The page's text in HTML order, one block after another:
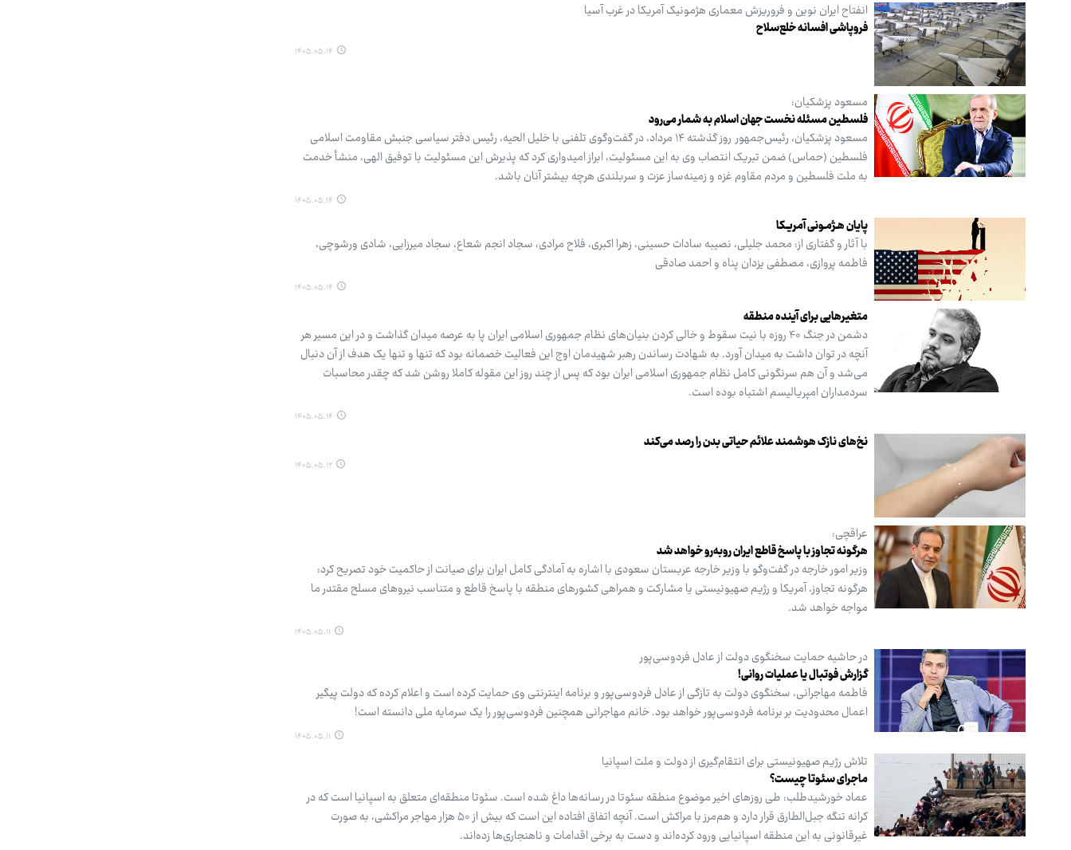
انفتاح ایران نوین و فروریزش معماری هژمونیک آمریکا در غرب آسیا
فروپاشی افسانه خلع‌سلاح
۱۴۰۵.۰۵.۱۴
مسعود پزشکیان:
فلسطین مسئله نخست جهان اسلام به شمار می‌رود
مسعود پزشکیان، رئیس‌جمهور روز گذشته ۱۴ مرداد، در گفت‌وگوی تلفنی با خلیل الحیه، رئیس دفتر سیاسی جنبش مقاومت اسلامی
فلسطین (حماس) ضمن تبریک انتصاب وی به این مسئولیت، ابراز امیدواری کرد که پذیرش این مسئولیت با توفیق الهی، منشأ خدمت
به ملت فلسطین و مردم مقاوم غزه و زمینه‌ساز عزت و سربلندی هرچه بیشتر آنان باشد.
۱۴۰۵.۰۵.۱۴
پایان هـژمـونی آمریـکا
با آثار و گفتاری از: محمد جلیلی، نصیبه سادات حسینی، زهرا اکبری، فلاح مرادی، سجاد انجم شعاع، سجاد میرزایی، شادی ورشوچی،
فاطمه پروازی، مصطفی یزدان پناه و احمد صادقی
۱۴۰۵.۰۵.۱۴
متغیرهایی برای آینده منطقه
دشمن در جنگ ۴۰ روزه با نیت سقوط و خالی کردن بنیان‌های نظام جمهوری اسلامی ایران پا به عرصه میدان گذاشت و در این مسیر هر
آنچه در توان داشت به میدان آورد. به شهادت رساندن رهبر شهیدمان اوج این فعالیت خصمانه بود که تنها و تنها یک هدف از آن دنبال
می‌شد و آن هم سرنگونی کامل نظام جمهوری اسلامی ایران بود که پس از چند روز این مقوله کاملا روشن شد که چقدر محاسبات
سردمداران امپریالیسم اشتباه بوده است.
۱۴۰۵.۰۵.۱۴
نخ‌های نازک هوشمند علائم حیاتی بدن را رصد می‌کند
۱۴۰۵.۰۵.۱۲
عراقچی:
هرگونه تجاوز با پاسخ قاطع ایران روبه‌رو خواهد شد
وزیر امور خارجه در گفت‌وگو با وزیر خارجه عربستان سعودی با اشاره به آمادگی کامل ایران برای صیانت از حاکمیت خود تصریح کرد:
هرگونه تجاوز، آمریکا و رژیم صهیونیستی یا مشارکت و همراهی کشورهای منطقه با پاسخ قاطع و متناسب نیروهای مسلح مقتدر ما
مواجه خواهد شد.
۱۴۰۵.۰۵.۱۱
در حاشیه حمایت سخنگوی دولت از عادل فردوسی‌پور
گزارش فوتبال یا عملیات روانی!
فاطمه مهاجرانی، سخنگوی دولت به تازگی از عادل فردوسی‌پور و برنامه اینترنتی وی حمایت کرده است و اعلام کرده که دولت پیگیر
اعمال محدودیت بر برنامه فردوسی‌پور خواهد بود. خانم مهاجرانی همچنین فردوسی‌پور را یک سرمایه ملی دانسته است!
۱۴۰۵.۰۵.۱۱
تلاش رژیم صهیونیستی برای انتقام‌گیری از دولت و ملت اسپانیا
ماجرای سئوتا چیست؟
عماد خورشیدطلب: طی روزهای اخیر موضوع منطقه سئوتا در رسانه‌ها داغ شده است. سئوتا منطقه‌ای متعلق به اسپانیا است که در
کرانه تنگه جبل‌الطارق قرار دارد و هم‌مرز با مراکش است. آنچه اتفاق افتاده این است که بیش از ۵۰ هزار مهاجر مراکشی، به صورت
غیرقانونی به این منطقه اسپانیایی ورود کرده‌اند و دست به برخی اقدامات و ناهنجاری‌ها زده‌اند.